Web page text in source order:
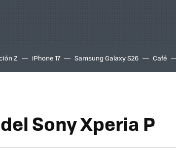
Z iPhone 17 Samsung Galaxy S26 Café
Sony Xperia P